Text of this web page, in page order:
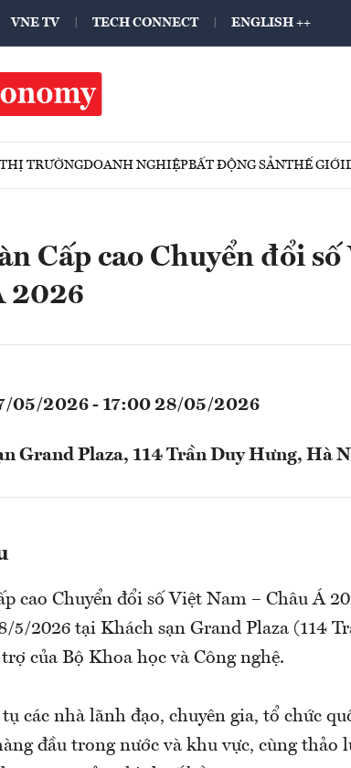
VNE TV TECH CONNECT ENGLISH ++
TRƯỜNGDOANH NGHIỆPBẤT ĐỘNG SẢNTHẾ GIỚI
Cấp cao Chuyển đổi số
2026
05/2026 - 17:00 28/05/2026
Grand Plaza, 114 Trần Duy Hưng, Hà
cao Chuyển đổi số Việt Nam – Châu Á
5/2026 tại Khách sạn Grand Plaza (114
của Bộ Khoa học và Công nghệ.
các nhà lãnh đạo, chuyên gia, tổ chức
đầu trong nước và khu vực, cùng thảo